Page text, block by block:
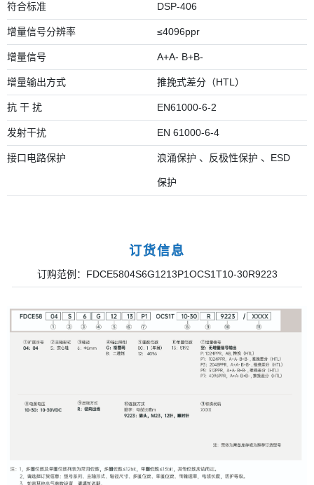
符合标准 DSP-406
增量信号分辨率 ≤4096ppr
增量信号 A+A- B+B-
增量输出方式 推挽式差分（HTL）
抗 干 扰 EN61000-6-2
发射干扰 EN 61000-6-4
接口电路保护 浪涌保护 、反极性保护 、ESD
保护
订货信息
订购范例：FDCE5804S6G1213P1OCS1T10-30R9223